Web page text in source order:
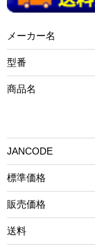
メーカー名
型番
商品名
JANCODE
標準価格
販売価格
送料